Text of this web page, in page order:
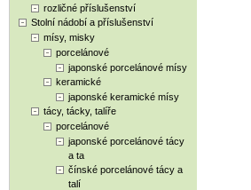
rozličné příslušenství
Stolní nádobí a příslušenství
mísy, misky
porcelánové
japonské porcelánové mísy
keramické
japonské keramické mísy
tácy, tácky, talíře
porcelánové
japonské porcelánové tácy
a ta
čínské porcelánové tácy a
talí